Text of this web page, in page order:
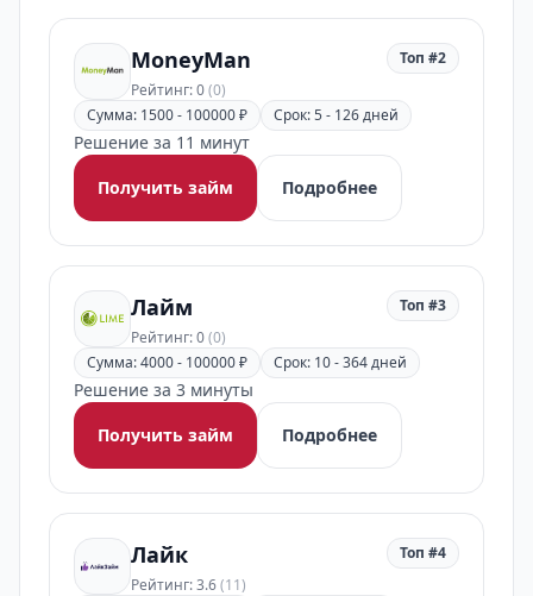
MoneyMan
Рейтинг: 0(0)
Топ #2
Сумма: 1500 - 100000 ₽ Срок: 5 - 126 дней
Решение за 11 минут
Получить займ
Подробнее
Лайм
Рейтинг: 0(0)
Топ #3
Сумма: 4000 - 100000 ₽ Срок: 10 - 364 дней
Решение за 3 минуты
Получить займ
Подробнее
Лайк
Рейтинг: 3.6(11)
Топ #4